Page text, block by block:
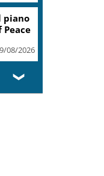
piano
08/2026
❯